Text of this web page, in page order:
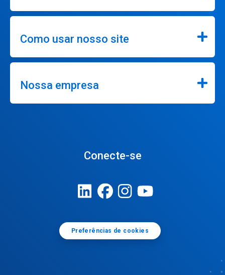
Como usar nosso site
Nossa empresa
Conecte-se
Preferências de cookies